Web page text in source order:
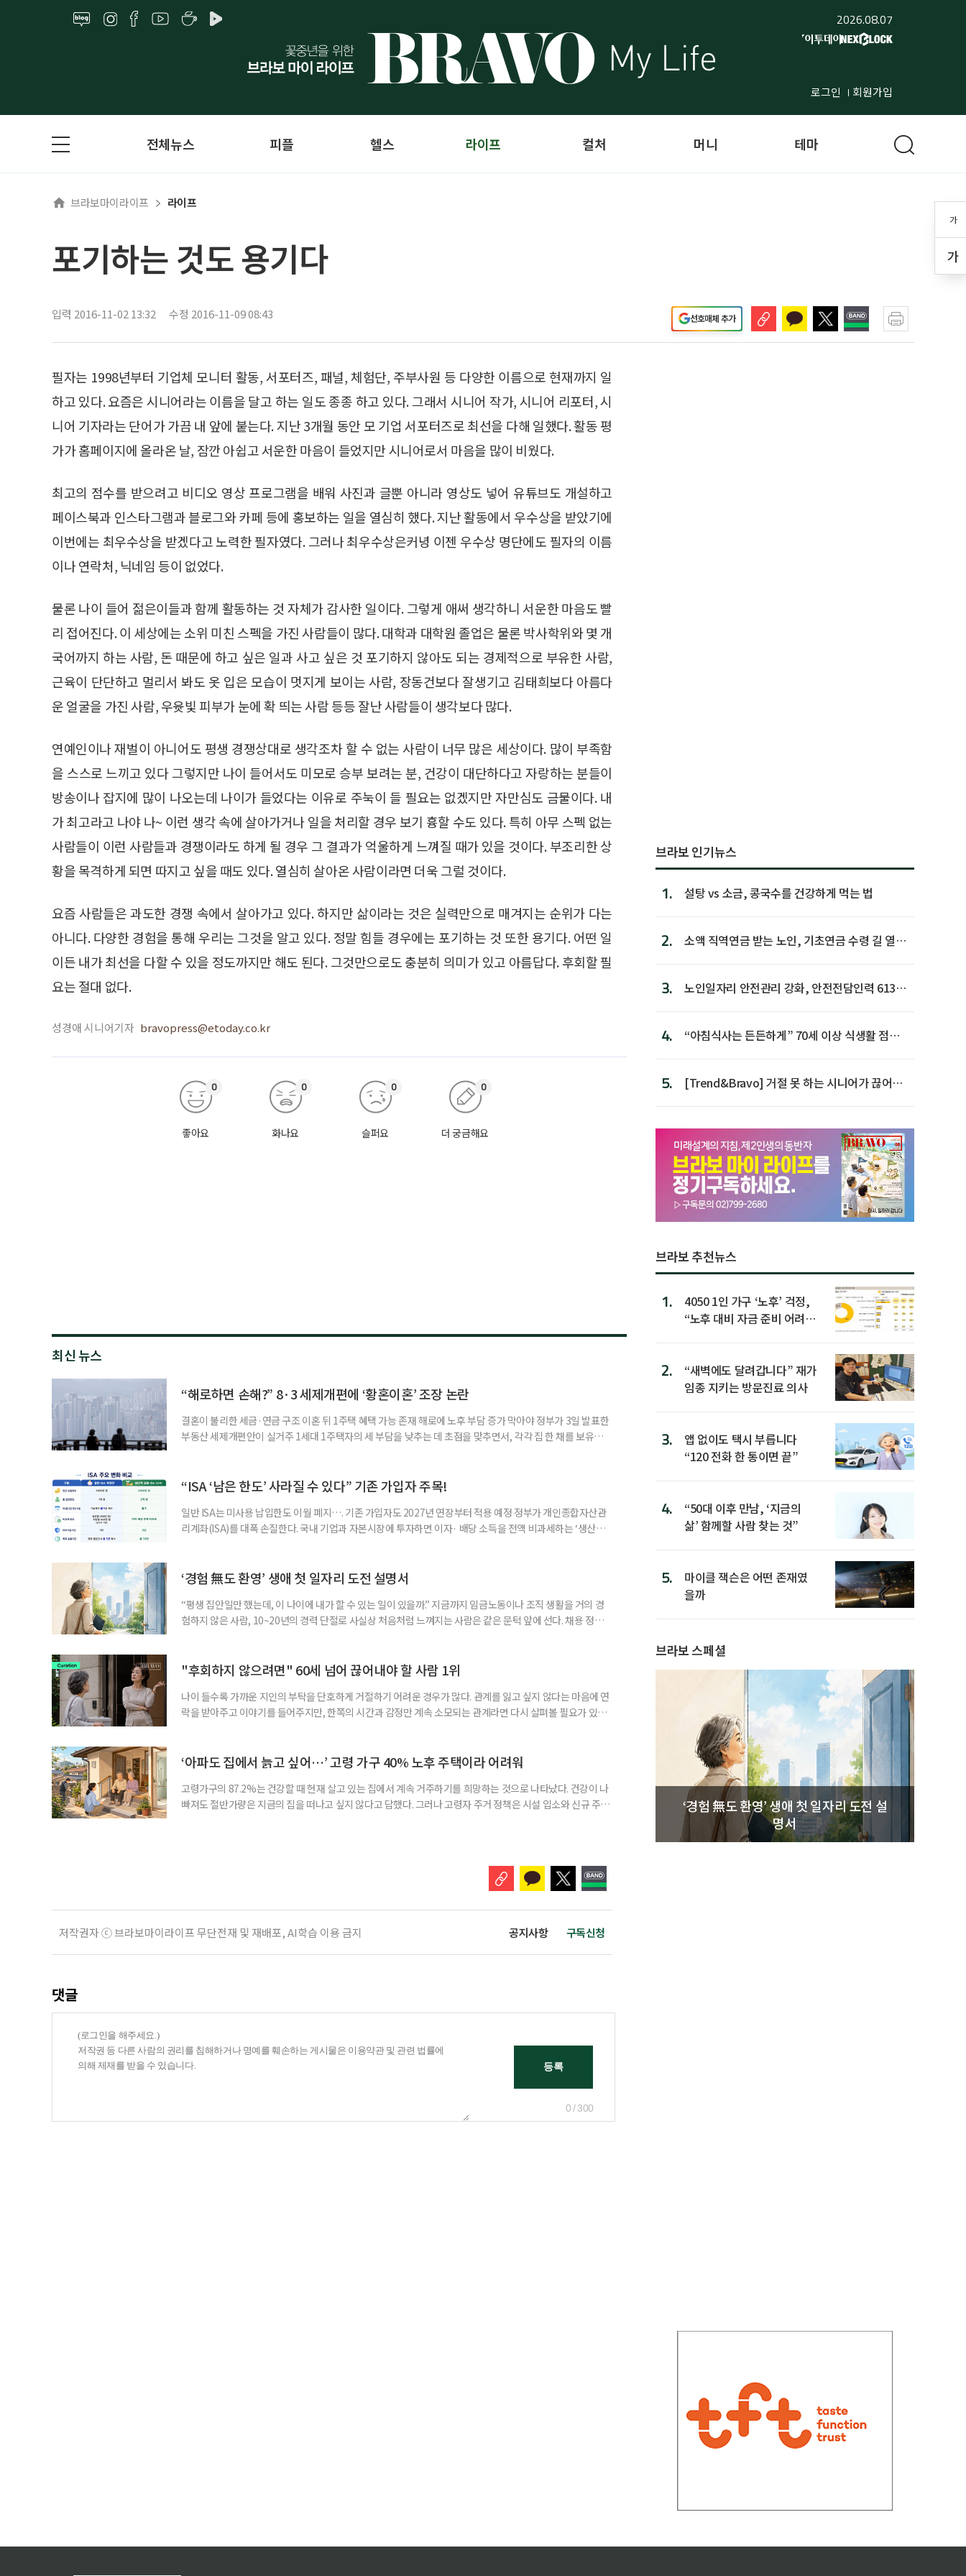
2026.08.07
로그인 회원가입
가
가
전체뉴스 피플 헬스 라이프 컬처 머니 테마
브라보마이라이프 라이프
포기하는 것도 용기다
입력 2016-11-02 13:32 수정 2016-11-09 08:43 선호매체 추가
필자는 1998년부터 기업체 모니터 활동, 서포터즈, 패널, 체험단, 주부사원 등 다양한 이름으로 현재까지 일
하고 있다. 요즘은 시니어라는 이름을 달고 하는 일도 종종 하고 있다. 그래서 시니어 작가, 시니어 리포터, 시
니어 기자라는 단어가 가끔 내 앞에 붙는다. 지난 3개월 동안 모 기업 서포터즈로 최선을 다해 일했다. 활동 평
가가 홈페이지에 올라온 날, 잠깐 아쉽고 서운한 마음이 들었지만 시니어로서 마음을 많이 비웠다.
최고의 점수를 받으려고 비디오 영상 프로그램을 배워 사진과 글뿐 아니라 영상도 넣어 유튜브도 개설하고
페이스북과 인스타그램과 블로그와 카페 등에 홍보하는 일을 열심히 했다. 지난 활동에서 우수상을 받았기에
이번에는 최우수상을 받겠다고 노력한 필자였다. 그러나 최우수상은커녕 이젠 우수상 명단에도 필자의 이름
이나 연락처, 닉네임 등이 없었다.
물론 나이 들어 젊은이들과 함께 활동하는 것 자체가 감사한 일이다. 그렇게 애써 생각하니 서운한 마음도 빨
리 접어진다. 이 세상에는 소위 미친 스펙을 가진 사람들이 많다. 대학과 대학원 졸업은 물론 박사학위와 몇 개
국어까지 하는 사람, 돈 때문에 하고 싶은 일과 사고 싶은 것 포기하지 않아도 되는 경제적으로 부유한 사람,
근육이 단단하고 멀리서 봐도 옷 입은 모습이 멋지게 보이는 사람, 장동건보다 잘생기고 김태희보다 아름다
운 얼굴을 가진 사람, 우윳빛 피부가 눈에 확 띄는 사람 등등 잘난 사람들이 생각보다 많다.
연예인이나 재벌이 아니어도 평생 경쟁상대로 생각조차 할 수 없는 사람이 너무 많은 세상이다. 많이 부족함
을 스스로 느끼고 있다 그렇지만 나이 들어서도 미모로 승부 보려는 분, 건강이 대단하다고 자랑하는 분들이
방송이나 잡지에 많이 나오는데 나이가 들었다는 이유로 주눅이 들 필요는 없겠지만 자만심도 금물이다. 내
가 최고라고 나야 나~ 이런 생각 속에 살아가거나 일을 처리할 경우 보기 흉할 수도 있다. 특히 아무 스펙 없는
사람들이 이런 사람들과 경쟁이라도 하게 될 경우 그 결과가 억울하게 느껴질 때가 있을 것이다. 부조리한 상
황을 목격하게 되면 따지고 싶을 때도 있다. 열심히 살아온 사람이라면 더욱 그럴 것이다.
요즘 사람들은 과도한 경쟁 속에서 살아가고 있다. 하지만 삶이라는 것은 실력만으로 매겨지는 순위가 다는
아니다. 다양한 경험을 통해 우리는 그것을 알고 있다. 정말 힘들 경우에는 포기하는 것 또한 용기다. 어떤 일
이든 내가 최선을 다할 수 있을 정도까지만 해도 된다. 그것만으로도 충분히 의미가 있고 아름답다. 후회할 필
요는 절대 없다.
성경애 시니어기자 bravopress@etoday.co.kr
좋아요
0
화나요
0
슬퍼요
0
더 궁금해요
0
최신 뉴스
“해로하면 손해?” 8·3 세제개편에 ‘황혼이혼’ 조장 논란
결혼이 불리한 세금·연금 구조 이혼 뒤 1주택 혜택 가능 존재 해로에 노후 부담 증가 막아야 정부가 3일 발표한
부동산 세제개편안이 실거주 1세대 1주택자의 세 부담을 낮추는 데 초점을 맞추면서, 각각 집 한 채를 보유한
부가 각자 집 한 채씩을 보유하면 한 세대가 두 채를 가진 것으로 보지만, 실제 이혼해 주거와 생계를 분
“ISA ‘남은 한도’ 사라질 수 있다” 기존 가입자 주목!
일반 ISA는 미사용 납입한도 이월 폐지…. 기존 가입자도 2027년 연장부터 적용 예정 정부가 개인종합자산관
리계좌(ISA)를 대폭 손질한다. 국내 기업과 자본시장에 투자하면 이자· 배당 소득을 전액 비과세하는 ‘생산적
기 때문이다. 지난 3일 발표된 세제개편안이 국회 통과 후 그대로 시행된다면 법 시행 전 본
‘경험 無도 환영’ 생애 첫 일자리 도전 설명서
“평생 집안일만 했는데, 이 나이에 내가 할 수 있는 일이 있을까.” 지금까지 임금노동이나 조직 생활을 거의 경
험하지 않은 사람, 10~20년의 경력 단절로 사실상 처음처럼 느껴지는 사람은 같은 문턱 앞에 선다. 채용 정보를
경험이 풍부한 고령자는 중요한 국가 자원이다. 박경하 한국노인인력개발원 선임연구위
"후회하지 않으려면" 60세 넘어 끊어내야 할 사람 1위
나이 들수록 가까운 지인의 부탁을 단호하게 거절하기 어려운 경우가 많다. 관계를 잃고 싶지 않다는 마음에 연
락을 받아주고 이야기를 들어주지만, 한쪽의 시간과 감정만 계속 소모되는 관계라면 다시 살펴볼 필요가 있다.
게 여기며, 거절하는 순간 태도를 바꾸는 행동도 건강한 관계와는 거리가 멀다. 믿고 털어놓은 개인사나 약점을
‘아파도 집에서 늙고 싶어…’ 고령 가구 40% 노후 주택이라 어려워
고령가구의 87.2%는 건강할 때 현재 살고 있는 집에서 계속 거주하기를 희망하는 것으로 나타났다. 건강이 나
빠져도 절반가량은 지금의 집을 떠나고 싶지 않다고 답했다. 그러나 고령자 주거 정책은 시설 입소와 신규 주택
저작권자 ⓒ 브라보마이라이프 무단전재 및 재배포, AI학습 이용 금지 공지사항 구독신청
댓글
0 / 300
브라보 인기뉴스
1. 설탕 vs 소금, 콩국수를 건강하게 먹는 법
2.
소액 직역연금 받는 노인, 기초연금 수령 길 열린
3.
노인일자리 안전관리 강화, 안전전담인력 613명
4.
“아침식사는 든든하게” 70세 이상 식생활 점수
5.
[Trend&Bravo] 거절 못 하는 시니어가 끊어야
브라보 추천뉴스
1.
4050 1인 가구 ‘노후’ 걱정,
“노후 대비 자금 준비 어려
2.
“새벽에도 달려갑니다” 재가
임종 지키는 방문진료 의사
3.
앱 없이도 택시 부릅니다
“120 전화 한 통이면 끝”
4.
“50대 이후 만남, ‘지금의
삶’ 함께할 사람 찾는 것”
5.
마이클 잭슨은 어떤 존재였
을까
브라보 스페셜
‘경험 無도 환영’ 생애 첫 일자리 도전 설
명서